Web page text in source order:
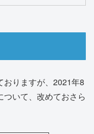
おりますが、2021年8
ついて、改めておさら